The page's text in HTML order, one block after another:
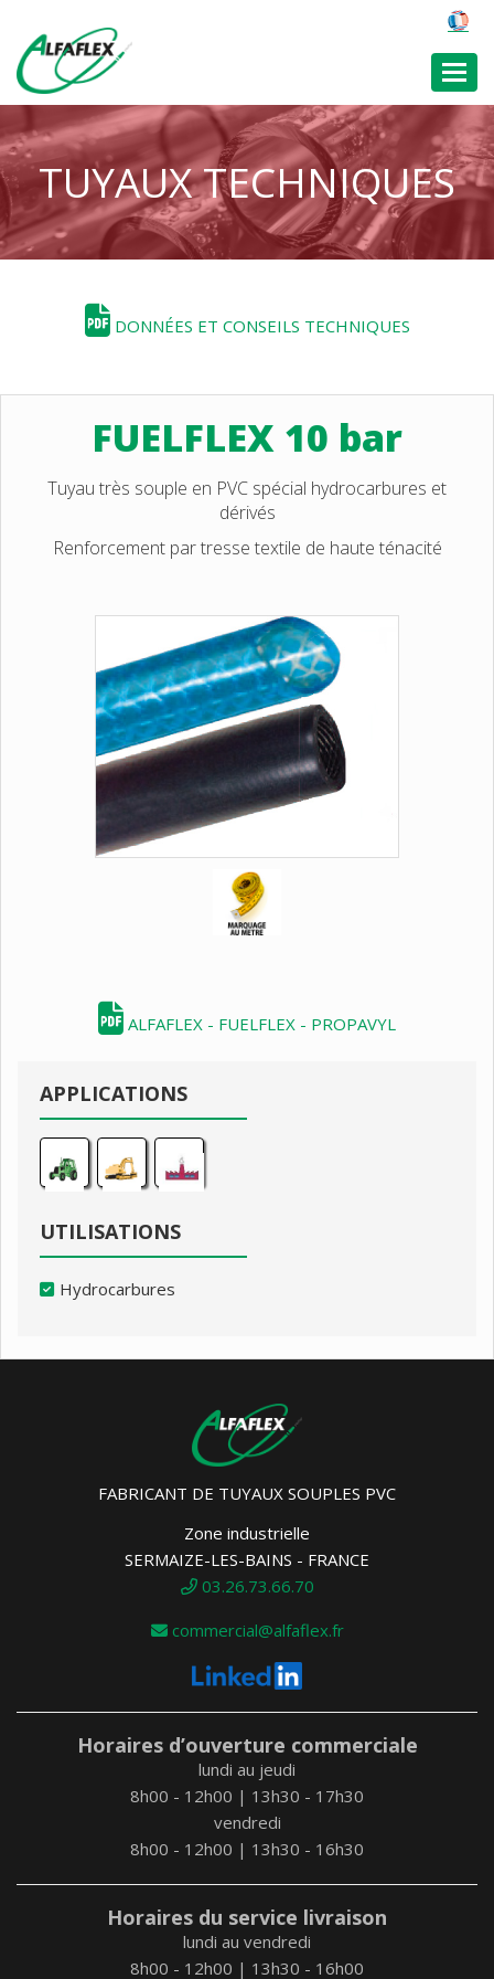
TUYAUX TECHNIQUES
DONNÉES ET CONSEILS TECHNIQUES
FUELFLEX 10 bar
Tuyau très souple en PVC spécial hydrocarbures et
dérivés
Renforcement par tresse textile de haute ténacité
ALFAFLEX - FUELFLEX - PROPAVYL
APPLICATIONS
UTILISATIONS
Hydrocarbures
FABRICANT DE TUYAUX SOUPLES PVC
Zone industrielle
SERMAIZE-LES-BAINS - FRANCE
03.26.73.66.70
commercial@alfaflex.fr
Horaires d’ouverture commerciale
lundi au jeudi
8h00 - 12h00 | 13h30 - 17h30
vendredi
8h00 - 12h00 | 13h30 - 16h30
Horaires du service livraison
lundi au vendredi
8h00 - 12h00 | 13h30 - 16h00